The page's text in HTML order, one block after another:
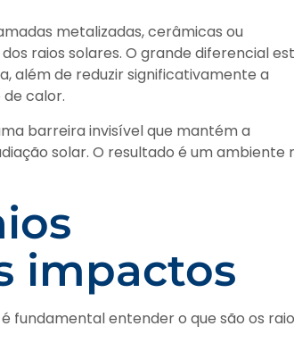
metalizadas, cerâmicas ou
raios solares. O grande diferencial
além de reduzir significativamente a
calor.
barreira invisível que mantém a
solar. O resultado é um ambiente
impactos
fundamental entender o que são os